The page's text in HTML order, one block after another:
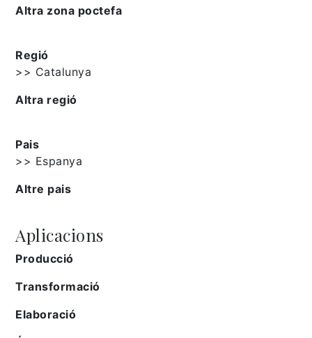
Altra zona poctefa
Regió
>> Catalunya
Altra regió
Pais
>> Espanya
Altre pais
Aplicacions
Producció
Transformació
Elaboració